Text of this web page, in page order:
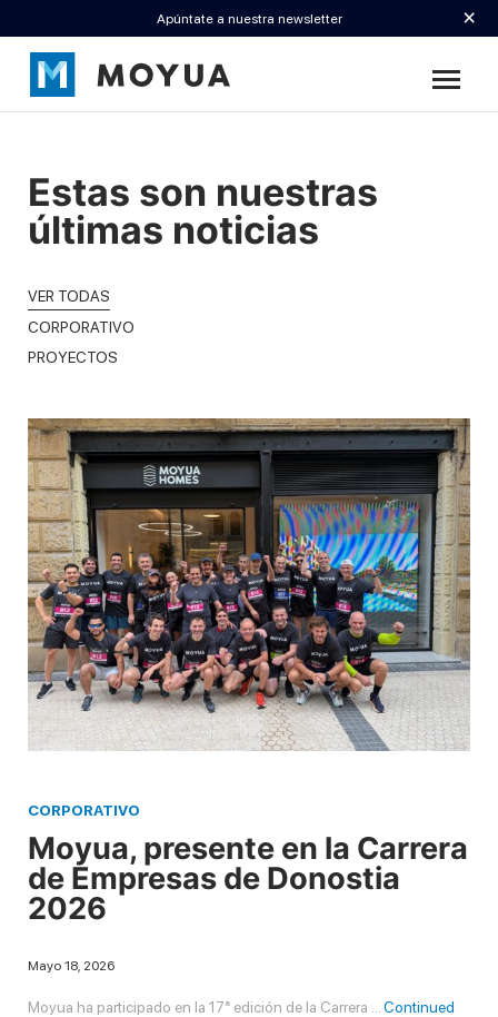
Apúntate a nuestra newsletter ×
Estas son nuestras
últimas noticias
VER TODAS
CORPORATIVO
PROYECTOS
CORPORATIVO
Moyua, presente en la Carrera
de Empresas de Donostia
2026
Mayo 18, 2026
Moyua ha participado en la 17ª edición de la Carrera … Continued